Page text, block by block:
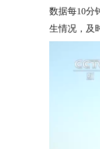
数据每10分
生情况，及